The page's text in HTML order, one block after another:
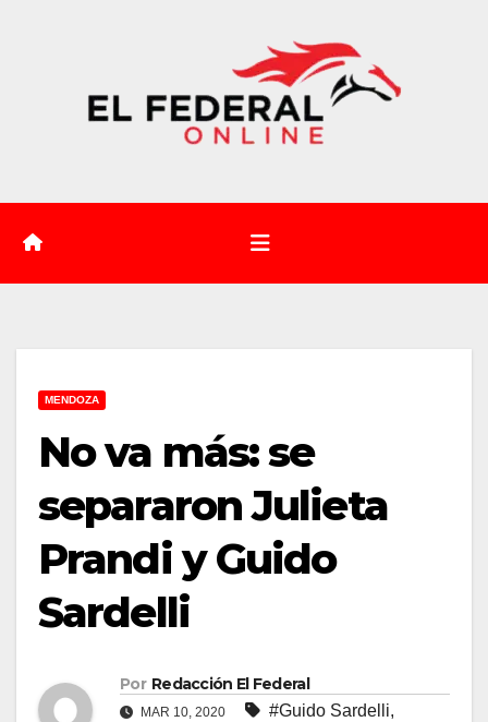
MENDOZA
No va más: se
separaron Julieta
Prandi y Guido
Sardelli
Por Redacción El Federal
MAR 10, 2020 #Guido Sardelli,